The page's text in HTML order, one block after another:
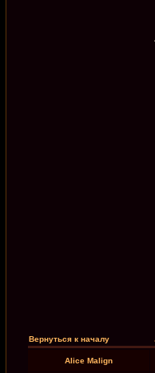
Вернуться к началу
Alice Malign